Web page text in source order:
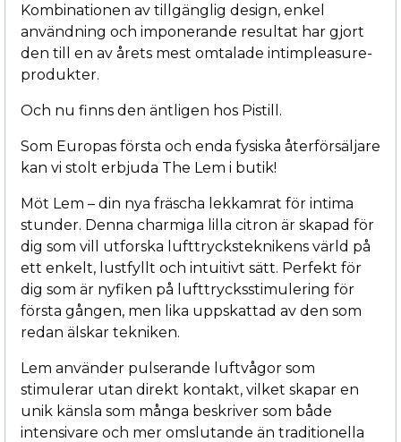
Kombinationen av tillgänglig design, enkel
användning och imponerande resultat har gjort
den till en av årets mest omtalade intimpleasure-
produkter.
Och nu finns den äntligen hos Pistill.
Som Europas första och enda fysiska återförsäljare
kan vi stolt erbjuda The Lem i butik!
Möt Lem – din nya fräscha lekkamrat för intima
stunder. Denna charmiga lilla citron är skapad för
dig som vill utforska lufttrycksteknikens värld på
ett enkelt, lustfyllt och intuitivt sätt. Perfekt för
dig som är nyfiken på lufttrycksstimulering för
första gången, men lika uppskattad av den som
redan älskar tekniken.
Lem använder pulserande luftvågor som
stimulerar utan direkt kontakt, vilket skapar en
unik känsla som många beskriver som både
intensivare och mer omslutande än traditionella